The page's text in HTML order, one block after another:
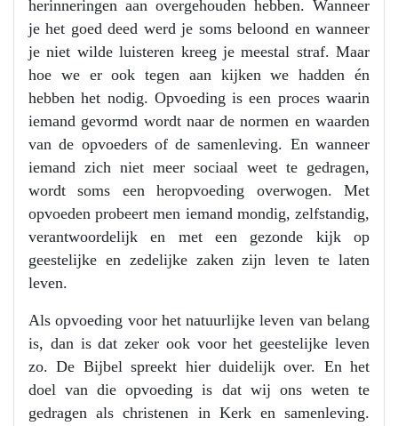
herinneringen aan overgehouden hebben. Wanneer
je het goed deed werd je soms beloond en wanneer
je niet wilde luisteren kreeg je meestal straf. Maar
hoe we er ook tegen aan kijken we hadden én
hebben het nodig. Opvoeding is een proces waarin
iemand gevormd wordt naar de normen en waarden
van de opvoeders of de samenleving. En wanneer
iemand zich niet meer sociaal weet te gedragen,
wordt soms een heropvoeding overwogen. Met
opvoeden probeert men iemand mondig, zelfstandig,
verantwoordelijk en met een gezonde kijk op
geestelijke en zedelijke zaken zijn leven te laten
leven.
Als opvoeding voor het natuurlijke leven van belang
is, dan is dat zeker ook voor het geestelijke leven
zo. De Bijbel spreekt hier duidelijk over. En het
doel van die opvoeding is dat wij ons weten te
gedragen als christenen in Kerk en samenleving.